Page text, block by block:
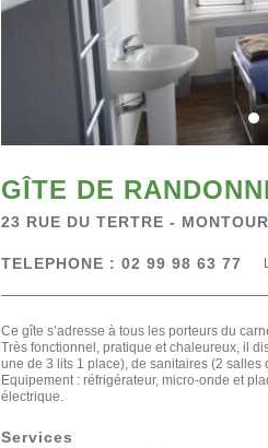
GÎTE DE
23 RUE DU TERTRE -
TELEPHONE : 02 99 98 63 77
Ce gîte s’adresse à tous les porteurs du
Très fonctionnel, pratique et chaleureux, il
une de 3 lits 1 place), de sanitaires (2 salles
Equipement : réfrigérateur, micro-onde et
électrique.
Services